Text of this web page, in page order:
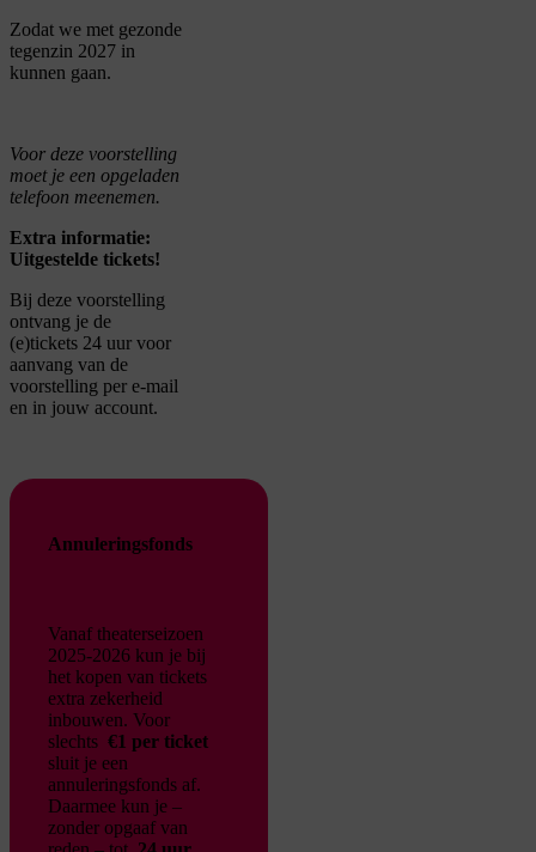
Zodat we met gezonde
tegenzin 2027 in
kunnen gaan.
Voor deze voorstelling
moet je een opgeladen
telefoon meenemen.
Extra informatie:
Uitgestelde tickets!
Bij deze voorstelling
ontvang je de
(e)tickets 24 uur voor
aanvang van de
voorstelling per e-mail
en in jouw account.
Annuleringsfonds
Vanaf theaterseizoen
2025-2026 kun je bij
het kopen van tickets
extra zekerheid
inbouwen. Voor
slechts €1 per ticket
sluit je een
annuleringsfonds af.
Daarmee kun je –
zonder opgaaf van